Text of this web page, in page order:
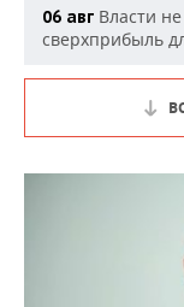
06 авг Власти
сверхприбыль